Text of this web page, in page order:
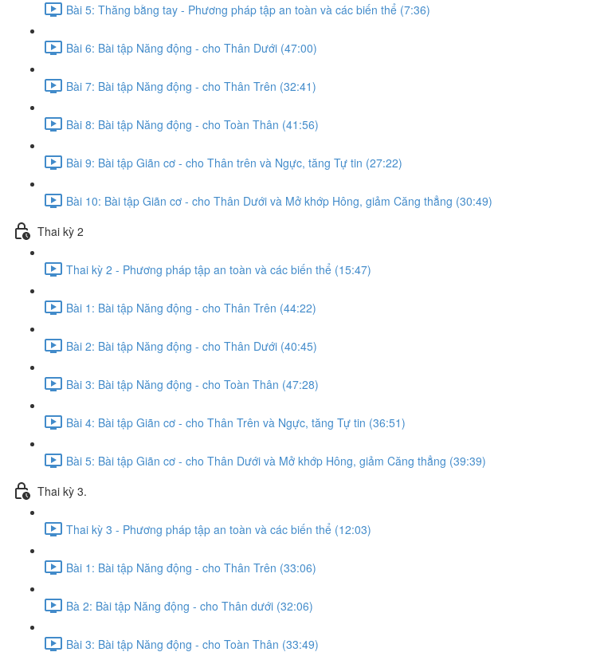
Bài 5: Thăng bằng tay - Phương pháp tập an toàn và các biến thể (7:36)
Bài 6: Bài tập Năng động - cho Thân Dưới (47:00)
Bài 7: Bài tập Năng động - cho Thân Trên (32:41)
Bài 8: Bài tập Năng động - cho Toàn Thân (41:56)
Bài 9: Bài tập Giãn cơ - cho Thân trên và Ngực, tăng Tự tin (27:22)
Bài 10: Bài tập Giãn cơ - cho Thân Dưới và Mở khớp Hông, giảm Căng thẳng (30:49)
Thai kỳ 2
Thai kỳ 2 - Phương pháp tập an toàn và các biến thể (15:47)
Bài 1: Bài tập Năng động - cho Thân Trên (44:22)
Bài 2: Bài tập Năng động - cho Thân Dưới (40:45)
Bài 3: Bài tập Năng động - cho Toàn Thân (47:28)
Bài 4: Bài tập Giãn cơ - cho Thân Trên và Ngực, tăng Tự tin (36:51)
Bài 5: Bài tập Giãn cơ - cho Thân Dưới và Mở khớp Hông, giảm Căng thẳng (39:39)
Thai kỳ 3.
Thai kỳ 3 - Phương pháp tập an toàn và các biến thể (12:03)
Bài 1: Bài tập Năng động - cho Thân Trên (33:06)
Bà 2: Bài tập Năng động - cho Thân dưới (32:06)
Bài 3: Bài tập Năng động - cho Toàn Thân (33:49)